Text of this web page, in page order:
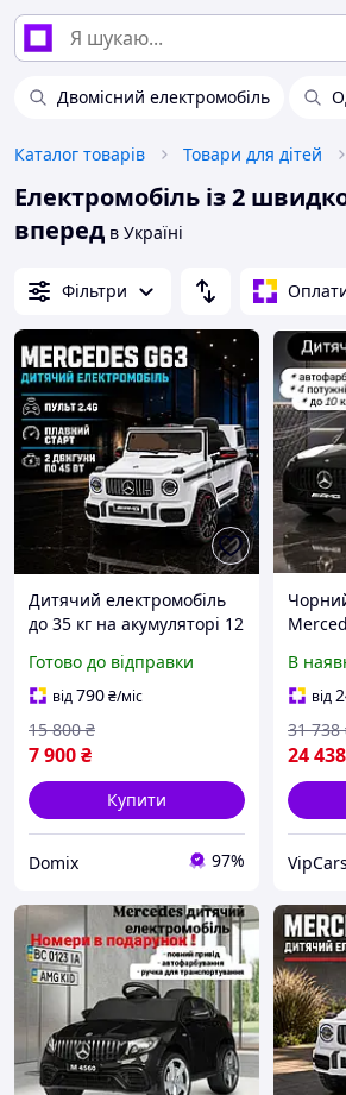
Двомісний електромобіль
Каталог товарів Товари для дітей
Електромобіль із 2
вперед в Україні
Фільтри
Дитячий електромобіль
до 35 кг на акумуляторі 12
Електромобілі дитячі з
повільною зупинкою
Готово до відправки
від790₴/міс
7 900₴
15 800 ₴
Купити
Domix 97%
В
від
24 438
31 738